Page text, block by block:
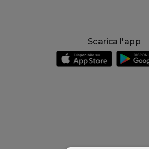
Scarica l'app